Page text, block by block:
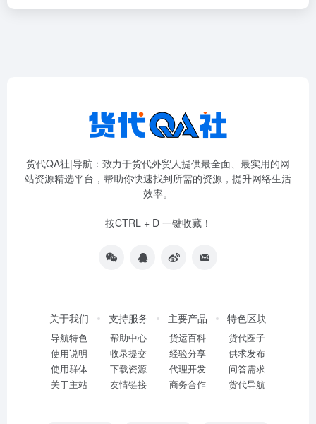
货代QA社|导航：致力于货代外贸人提供最全面、最实用的网
站资源精选平台，帮助你快速找到所需的资源，提升网络生活
效率。
按CTRL + D 一键收藏！
关于我们
导航特色
使用说明
使用群体
关于主站
支持服务
帮助中心
收录提交
下载资源
友情链接
主要产品
货运百科
经验分享
代理开发
商务合作
特色区块
货代圈子
供求发布
问答需求
货代导航